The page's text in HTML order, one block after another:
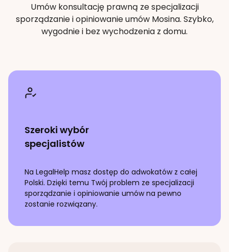
Umów konsultację prawną ze specjalizacji
sporządzanie i opiniowanie umówMosina. Szybko,
wygodnie i bez wychodzenia z domu.
Szeroki wybór
specjalistów
Na LegalHelp masz dostęp do adwokatów z całej
Polski. Dzięki temu Twój problem ze specjalizacji
sporządzanie i opiniowanie umówna pewno
zostanie rozwiązany.